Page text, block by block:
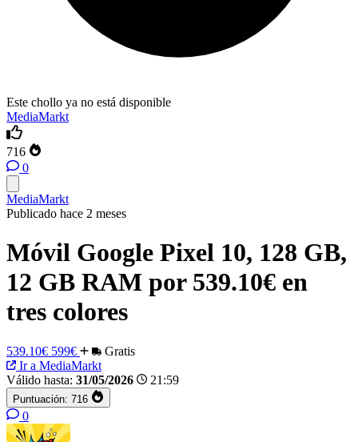
Este chollo ya no está disponible
MediaMarkt
716
0
MediaMarkt
Publicado hace 2 meses
Móvil Google Pixel 10, 128 GB,
12 GB RAM por 539.10€ en
tres colores
539.10€ 599€
Gratis
Ir a MediaMarkt
Válido hasta: 31/05/2026 21:59
Puntuación: 716
0